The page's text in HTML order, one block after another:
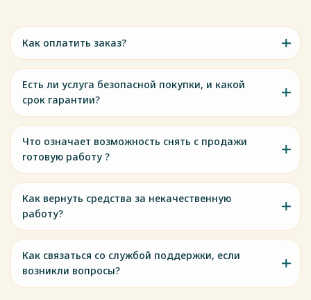
Как оплатить заказ?
Есть ли услуга безопасной покупки, и какой
срок гарантии?
Что означает возможность снять с продажи
готовую работу ?
Как вернуть средства за некачественную
работу?
Как связаться со службой поддержки, если
возникли вопросы?